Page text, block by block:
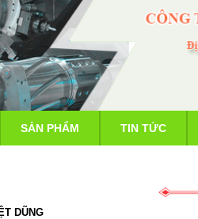
SẢN PHẨM TIN TỨC
DŨNG